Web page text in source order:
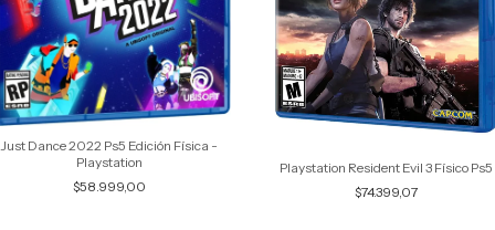
Just Dance 2022 Ps5 Edición Física -
Playstation
$58.999,00
Playstation Resident Evil 3 Físico Ps5
$74.399,07